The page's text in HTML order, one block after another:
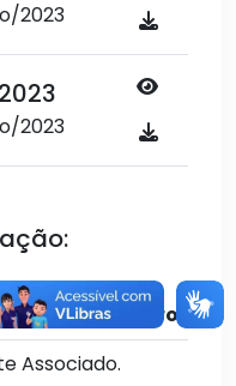
2023
2023
Cadastro
Associado.